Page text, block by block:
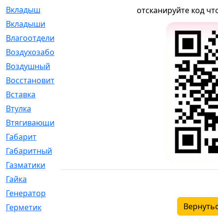
Вкладыш
Вкладыши
Влагоотделитель
Воздухозаборник
Воздушный
Восстановительный
Вставка
Втулка
Втягивающий
Габарит
Габаритный
Газматики
Гайка
Генератор
Герметик
отсканируйте код